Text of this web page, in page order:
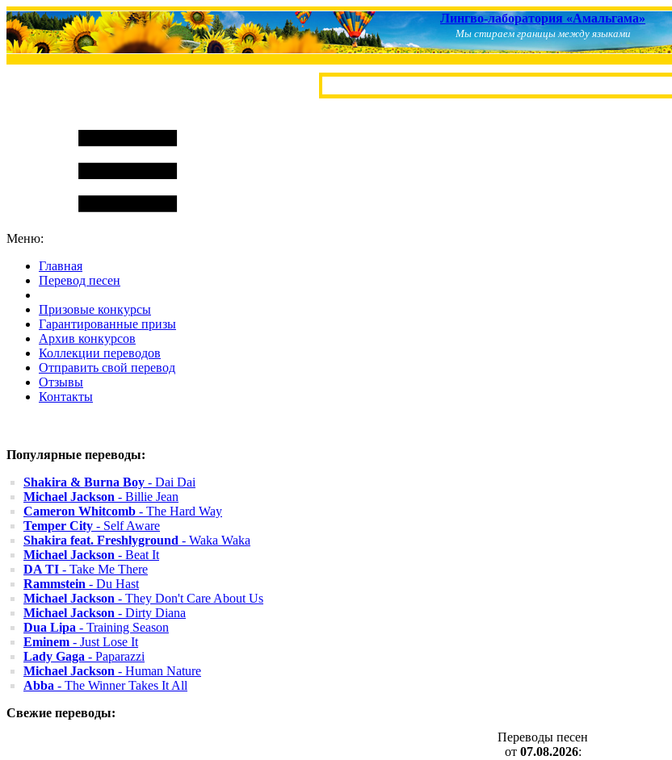
Лингво-лаборатория «Амальгама»
Мы стираем границы между языками
Меню:
Главная
Перевод песен
Призовые конкурсы
Гарантированные призы
Архив конкурсов
Коллекции переводов
Отправить свой перевод
Отзывы
Контакты
Популярные переводы:
Shakira & Burna Boy - Dai Dai
Michael Jackson - Billie Jean
Cameron Whitcomb - The Hard Way
Temper City - Self Aware
Shakira feat. Freshlyground - Waka Waka
Michael Jackson - Beat It
DA TI - Take Me There
Rammstein - Du Hast
Michael Jackson - They Don't Care About Us
Michael Jackson - Dirty Diana
Dua Lipa - Training Season
Eminem - Just Lose It
Lady Gaga - Paparazzi
Michael Jackson - Human Nature
Abba - The Winner Takes It All
Свежие переводы:
Переводы песен
от 07.08.2026: